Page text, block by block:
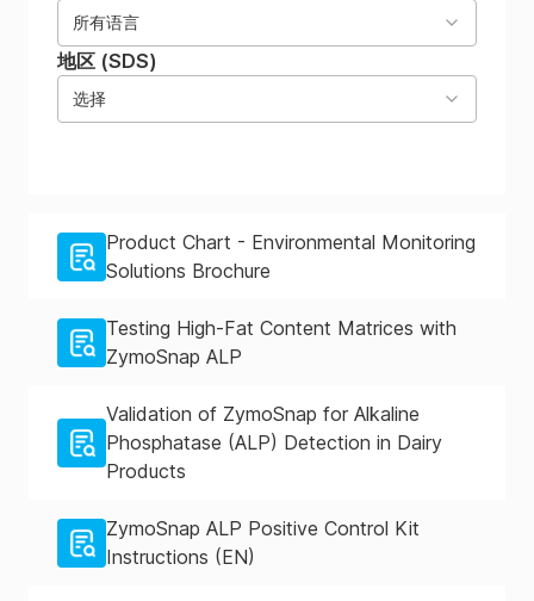
所有语言
地区 (SDS)
选择
Product Chart - Environmental Monitoring
Solutions Brochure
Testing High-Fat Content Matrices with
ZymoSnap ALP
Validation of ZymoSnap for Alkaline
Phosphatase (ALP) Detection in Dairy
Products
ZymoSnap ALP Positive Control Kit
Instructions (EN)